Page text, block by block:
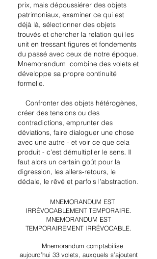
prix, mais dépoussiérer des objets
patrimoniaux, examiner ce qui est
déjà là, sélectionner des objets
trouvés et chercher la relation qui les
unit en tressant figures et fondements
du passé avec ceux de notre époque.
Mnemorandum combine des volets et
développe sa propre continuité
formelle.
Confronter des objets hétérogènes,
créer des tensions ou des
contradictions, emprunter des
déviations, faire dialoguer une chose
avec une autre - et voir ce que cela
produit - c’est démultiplier le sens. Il
faut alors un certain goût pour la
digression, les allers-retours, le
dédale, le rêvé et parfois l’abstraction.
MNEMORANDUM EST
IRRÉVOCABLEMENT TEMPORAIRE.
MNEMORANDUM EST
TEMPORAIREMENT IRRÉVOCABLE.
Mnemorandum comptabilise
aujourd’hui 33 volets, auxquels s’ajoutent